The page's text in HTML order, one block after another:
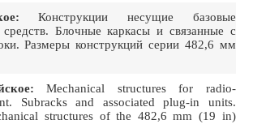
Конструкции несущие базовые
средств. Блочные каркасы и связанные с
Размеры конструкций серии 482,6 мм
Mechanical structures for radio-
Subracks and associated plug-in units.
structures of the 482,6 mm (19 in)